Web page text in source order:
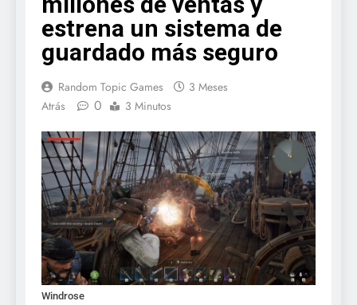
estrena un sistema de
guardado más seguro
Random Topic Games
3 Meses
Atrás
0 3 Minutos
Windrose